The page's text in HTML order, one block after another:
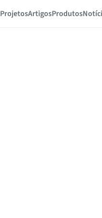
ProjetosArtigosProdutos